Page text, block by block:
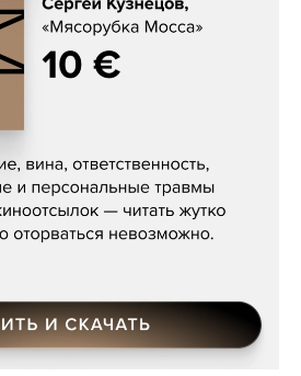
«Мясорубка